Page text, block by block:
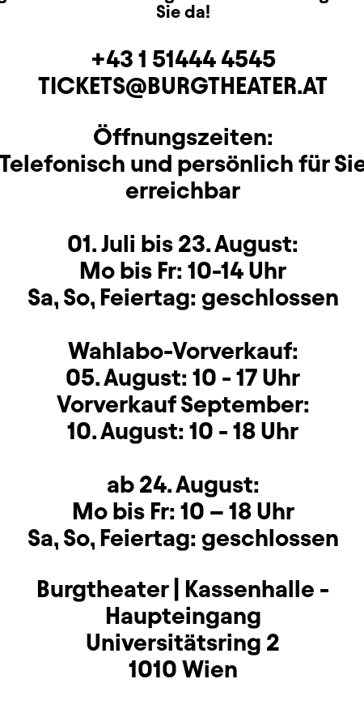
Sie da!
Telefon
+43 1 51444 4545
E-MAIL ADRESSE
TICKETS@BURGTHEATER.AT
Öffnungszeiten
Öffnungszeiten:
Telefonisch und persönlich für
erreichbar
01. Juli bis 23. August:
Mo bis Fr: 10-14 Uhr
Sa, So, Feiertag: geschlossen
Wahlabo-Vorverkauf:
05. August: 10 - 17 Uhr
Vorverkauf September:
10. August: 10 - 18 Uhr
ab 24. August:
Mo bis Fr: 10 – 18 Uhr
Sa, So, Feiertag: geschlossen
Anschrift
Burgtheater | Kassenhalle -
Haupteingang
Universitätsring 2
1010 Wien